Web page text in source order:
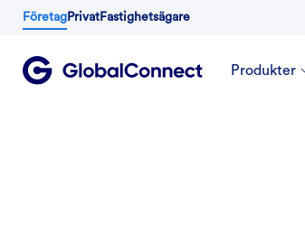
Företag Privat Fastighetsägare
Produkter